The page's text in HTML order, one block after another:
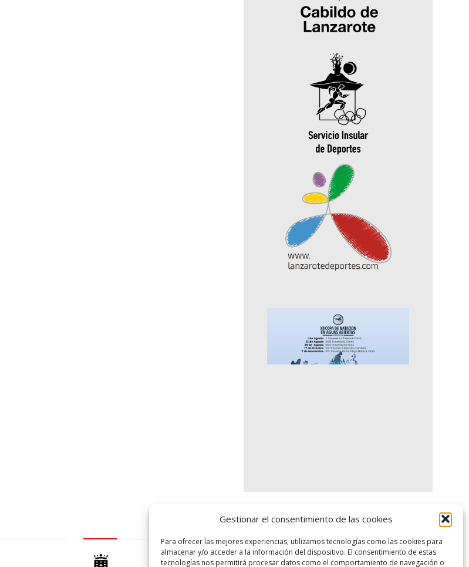
Gestionar el consentimiento de las cookies
Para ofrecer las mejores experiencias, utilizamos tecnologías como las cookies para
almacenar y/o acceder a la información del dispositivo. El consentimiento de estas
tecnologías nos permitirá procesar datos como el comportamiento de navegación o
logo SID